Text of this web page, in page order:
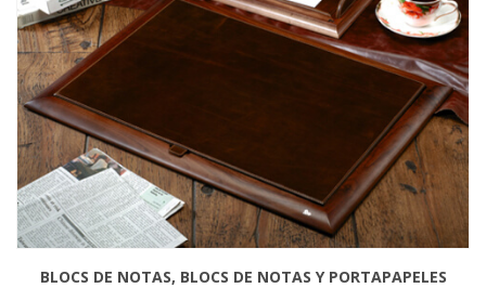
BLOCS DE NOTAS, BLOCS DE NOTAS Y PORTAPAPELES